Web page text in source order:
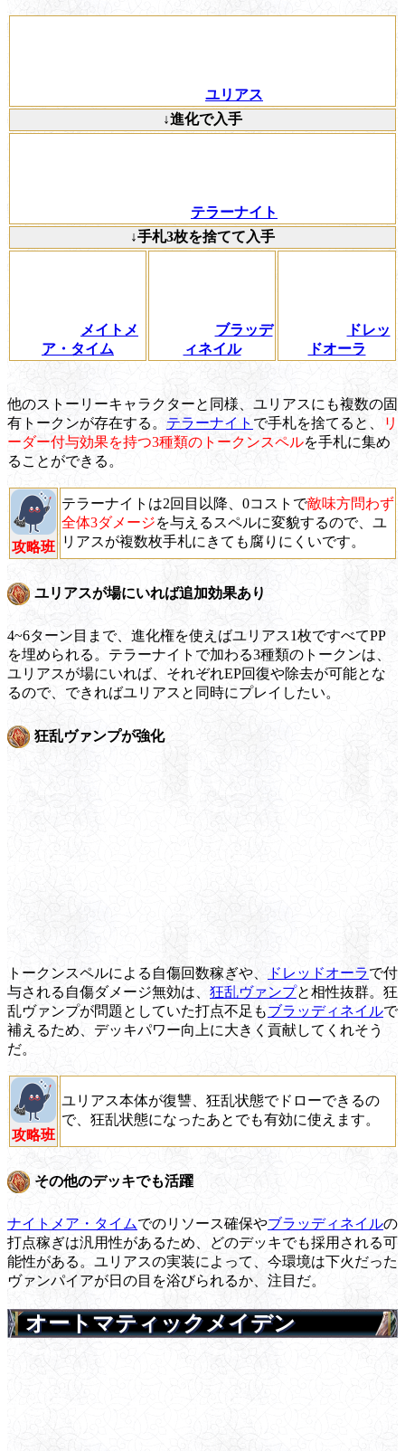
ユリアス
↓進化で入手
テラーナイト
↓手札3枚を捨てて入手
メイトメ
ア・タイム
ブラッデ
ィネイル
ドレッ
ドオーラ
他のストーリーキャラクターと同様、ユリアスにも複数の固
有トークンが存在する。 テラーナイト で手札を捨てると、
リ
ーダー付与効果を持つ3種類のトークンスペルを手札に集め
ることができる。
攻略班
テラーナイトは2回目以降、0コストで敵味方問わず
全体3ダメージを与えるスペルに変貌するので、ユ
リアスが複数枚手札にきても腐りにくいです。
ユリアスが場にいれば追加効果あり
4~6ターン目まで、進化権を使えばユリアス1枚ですべてPP
を埋められる。テラーナイトで加わる3種類のトークンは、
ユリアスが場にいれば、それぞれEP回復や除去が可能とな
るので、できればユリアスと同時にプレイしたい。
狂乱ヴァンプが強化
トークンスペルによる自傷回数稼ぎや、 ドレッドオーラで付
与される自傷ダメージ無効は、 狂乱ヴァンプと相性抜群。狂
乱ヴァンプが問題としていた打点不足もブラッディネイルで
補えるため、デッキパワー向上に大きく貢献してくれそう
だ。
攻略班
ユリアス本体が復讐、狂乱状態でドローできるの
で、狂乱状態になったあとでも有効に使えます。
その他のデッキでも活躍
ナイトメア・タイムでのリソース確保やブラッディネイルの
打点稼ぎは汎用性があるため、どのデッキでも採用される可
能性がある。ユリアスの実装によって、今環境は下火だった
ヴァンパイアが日の目を浴びられるか、注目だ。
オートマティックメイデン